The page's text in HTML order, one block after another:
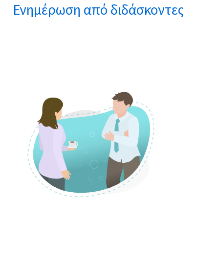
Ενημέρωση από διδάσκοντες